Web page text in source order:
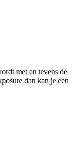
met en tevens de
dan kan je een